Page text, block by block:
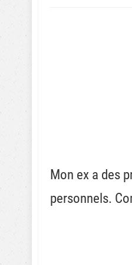
Mon ex a des
personnels.